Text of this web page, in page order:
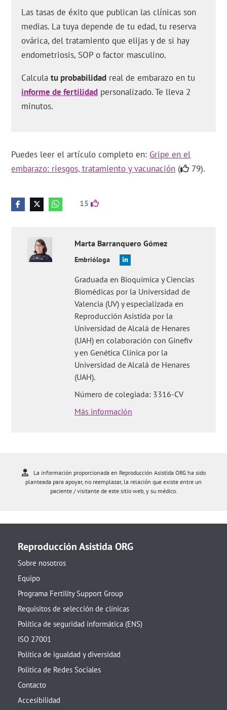
Las tasas de éxito que publican las clínicas son
medias. La tuya depende de tu edad, tu reserva
ovárica, del tratamiento que elijas y de si hay
endometriosis, SOP o factor masculino.
Calculatu probabilidad real de embarazo en tu
informe de fertilidad personalizado. Te lleva 2
minutos.
Puedes leer el artículo completo en: Gripe en el
embarazo: riesgos, tratamiento y vacunación ( 79).
15
Marta Barranquero Gómez
Embrióloga
Graduada en Bioquímica y Ciencias
Biomédicas por la Universidad de
Valencia (UV) y especializada en
Reproducción Asistida por la
Universidad de Alcalá de Henares
(UAH) en colaboración con Ginefiv
y en Genética Clínica por la
Universidad de Alcalá de Henares
(UAH).
Número de colegiada: 3316-CV
Más información
La información proporcionada en Reproducción Asistida ORG ha sido
planteada para apoyar, no reemplazar, la relación que existe entre un
paciente / visitante de este sitio web, y su médico.
Reproducción Asistida ORG
Sobre nosotros
Equipo
Programa Fertility Support Group
Requisitos de selección de clínicas
Política de seguridad informática (ENS)
ISO 27001
Política de igualdad y diversidad
Política de Redes Sociales
Contacto
Accesibilidad